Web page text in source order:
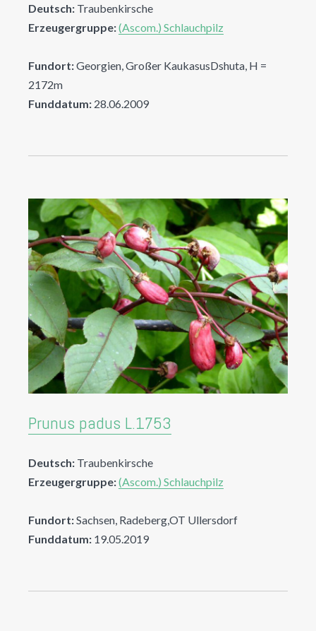
Deutsch: Traubenkirsche
Erzeugergruppe:(Ascom.) Schlauchpilz
Fundort:Georgien, Großer KaukasusDshuta, H =
2172m
Funddatum: 28.06.2009
Prunus padus L.1753
Deutsch: Traubenkirsche
Erzeugergruppe:(Ascom.) Schlauchpilz
Fundort:Sachsen, Radeberg,OT Ullersdorf
Funddatum: 19.05.2019